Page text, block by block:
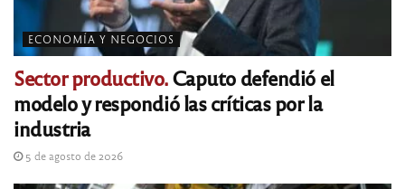
ECONOMÍA Y NEGOCIOS
Sector productivo.Caputo defendió el
modelo y respondió las críticas por la
industria
5 de agosto de 2026